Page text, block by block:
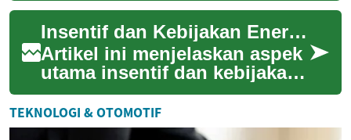
pengaturan yang
memengaruhi energy da...
Insentif dan Kebijakan Energi Terbarukan yang Perlu Dipahami
Artikel ini menjelaskan aspek
utama insentif dan kebijakan
yang memengaruhi adopsi
energi terbarukan seperti
solar da...
TEKNOLOGI & OTOMOTIF